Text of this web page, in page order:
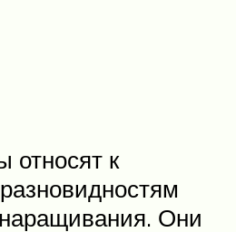
относят к
Они